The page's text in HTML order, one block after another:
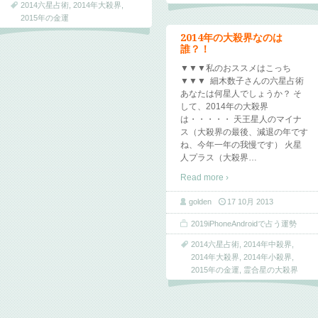
2014六星占術 2014年大殺界
2015年の金運
2014年の大殺界なのは
誰？！
▼▼▼私のおススメはこっち
▼▼▼ 細木数子さんの六星占術
あなたは何星人でしょうか？ そ
して、2014年の大殺界
は・・・・・ 天王星人のマイナ
ス（大殺界の最後、減退の年です
ね、今年一年の我慢です） 火星
人プラス（大殺界…
Read more ›
golden 17 10月 2013
2019iPhoneAndroidで占う運勢
2014六星占術 2014年中殺界
2014年大殺界 2014年小殺界
2015年の金運
霊合星の大殺界